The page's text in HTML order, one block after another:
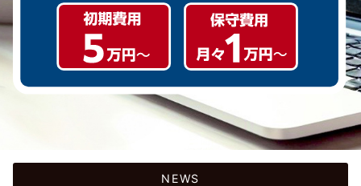
NEWS